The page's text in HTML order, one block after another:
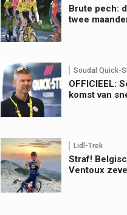
Brute pech:
twee
Soudal Quick-
OFFICIEEL:
komst van
Lidl-Trek
Straf!
Ventoux